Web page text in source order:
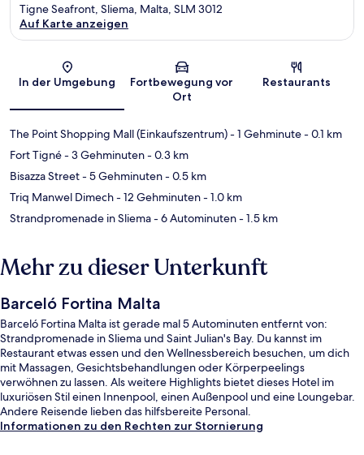
Karte
Tigne Seafront, Sliema, Malta, SLM 3012
Auf Karte anzeigen
In der Umgebung
Fortbewegung vor
Ort
Restaurants
The Point Shopping Mall (Einkaufszentrum)- 1 Gehminute- 0.1 km
Fort Tigné- 3 Gehminuten- 0.3 km
Bisazza Street- 5 Gehminuten- 0.5 km
Triq Manwel Dimech- 12 Gehminuten- 1.0 km
Strandpromenade in Sliema- 6 Autominuten- 1.5 km
Mehr zu dieser Unterkunft
Barceló Fortina Malta
Barceló Fortina Malta ist gerade mal 5 Autominuten entfernt von:
Strandpromenade in Sliema und Saint Julian's Bay. Du kannst im
Restaurant etwas essen und den Wellnessbereich besuchen, um dich
mit Massagen, Gesichtsbehandlungen oder Körperpeelings
verwöhnen zu lassen. Als weitere Highlights bietet dieses Hotel im
luxuriösen Stil einen Innenpool, einen Außenpool und eine Loungebar.
Andere Reisende lieben das hilfsbereite Personal.
Informationen zu den Rechten zur Stornierung